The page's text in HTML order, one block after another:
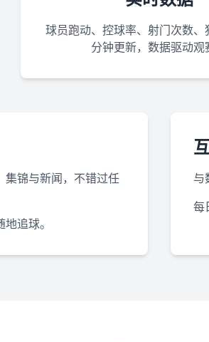
球员跑动、控球率、射门次数、
分钟更新，数据驱动观
集锦与新闻，不错过任
追球。
与
每